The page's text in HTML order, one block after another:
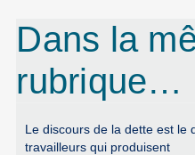
Dans la
rubrique…
Le discours de la dette est le
travailleurs qui produisent